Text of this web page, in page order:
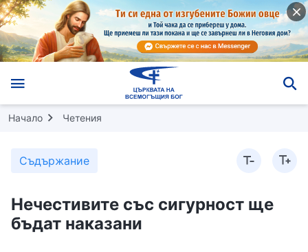
Начало Четения
Съдържание
Нечестивите със сигурност ще
бъдат наказани